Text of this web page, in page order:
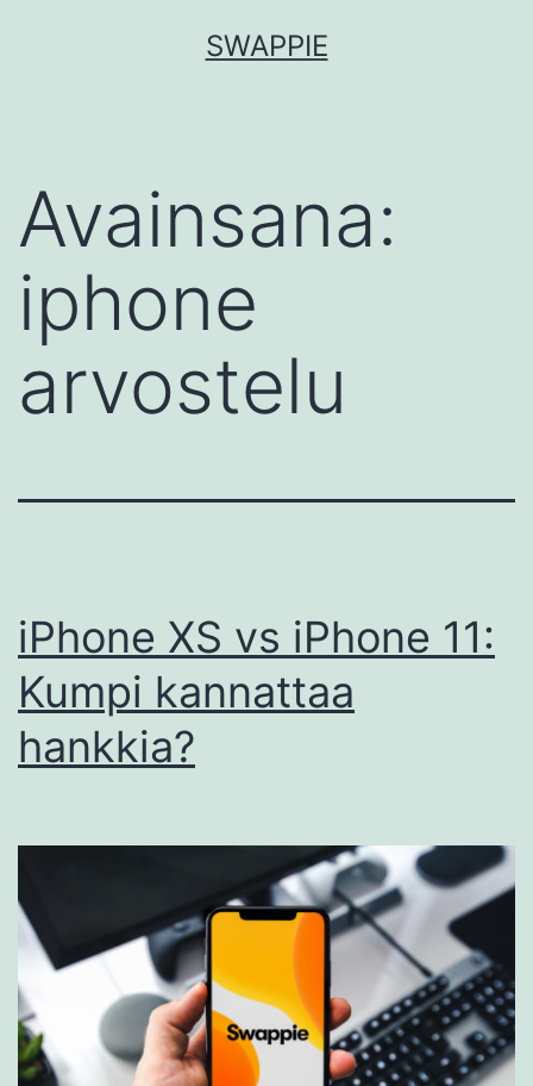
SWAPPIE
Avainsana:
iphone
arvostelu
iPhone XS vs iPhone 11:
Kumpi kannattaa
hankkia?